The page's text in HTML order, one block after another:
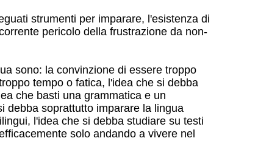
strumenti per imparare, l'esistenza di
pericolo della frustrazione da non-
sono: la convinzione di essere troppo
tempo o fatica, l'idea che si debba
che basti una grammatica e un
debba soprattutto imparare la lingua
l'idea che si debba studiare su testi
solo andando a vivere nel